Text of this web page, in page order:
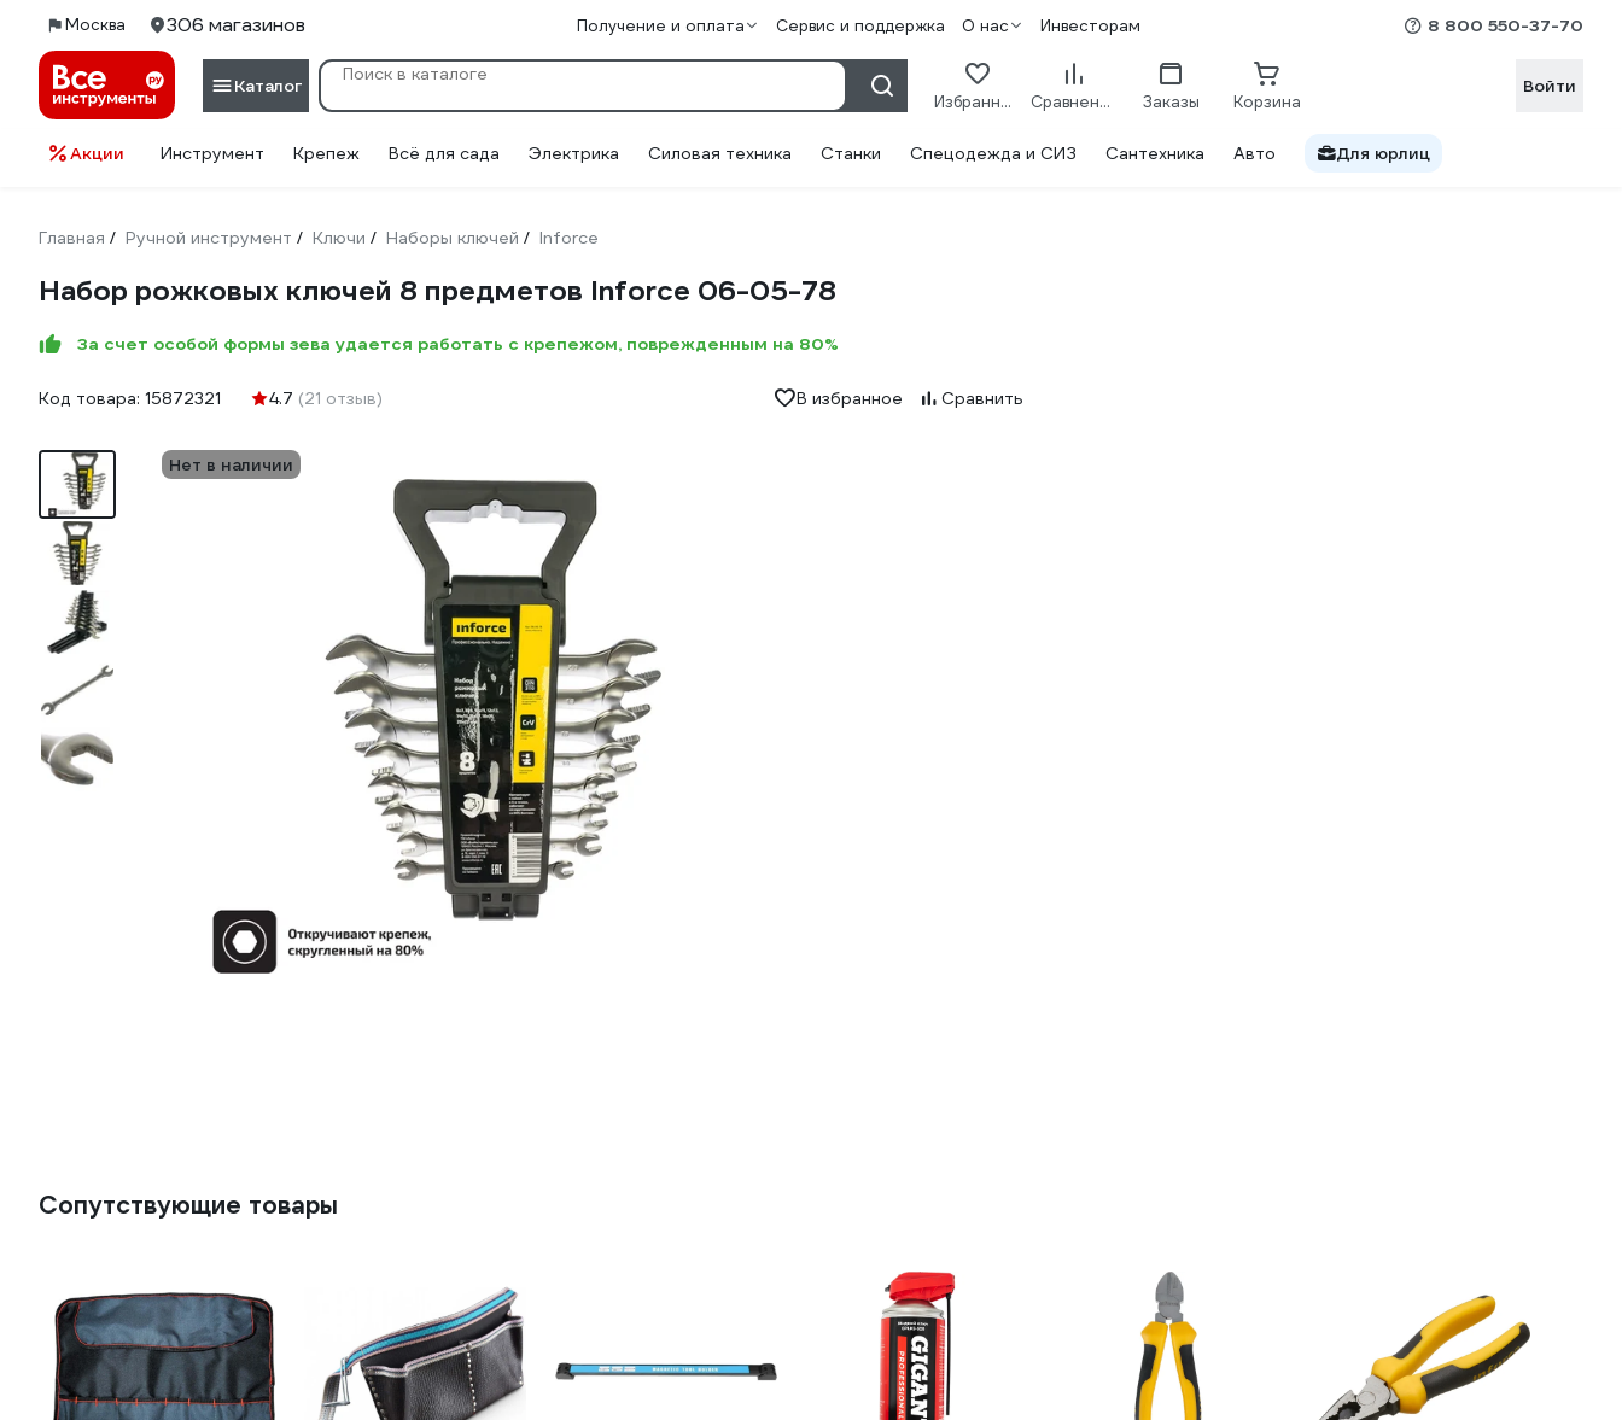
Москва 306 магазинов Получение и оплата Сервис и поддержка О нас Инвесторам 8 800 550-37-70
Каталог
Избранное Сравнение Заказы Корзина
Войти
Акции Инструмент Крепеж Всё для сада Электрика Силовая техника Станки Спецодежда и СИЗ Сантехника Авто Для юрлиц
Главная / Ручной инструмент / Ключи / Наборы ключей / Inforce
Набор рожковых ключей 8 предметов Inforce 06-05-78
За счет особой формы зева удается работать с крепежом, поврежденным на 80%
Код товара: 15872321 4.7 (21 отзыв) В избранное Сравнить
Нет в наличии
Сопутствующие товары